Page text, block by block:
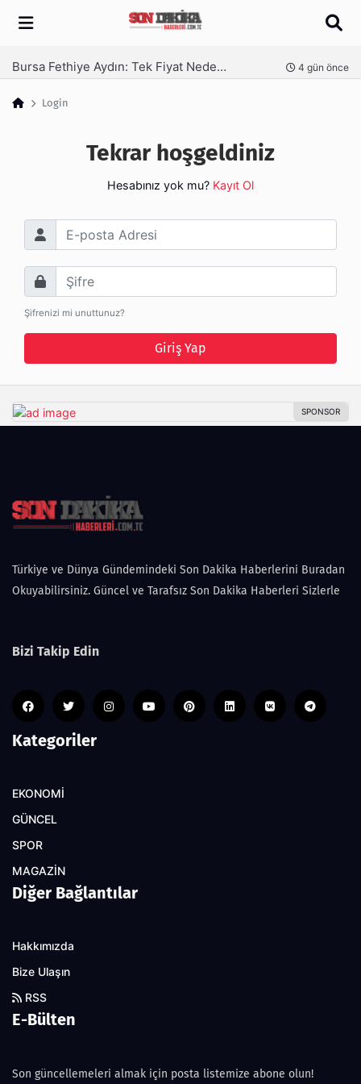
Arama
Bursa Fethiye Aydın: Tek Fiyat Neden Yetmez | Ufuksoy Nakliyat A.Ş 4 gün önce
Login
Tekrar hoşgeldiniz
Hesabınız yok mu? Kayıt Ol
E-posta Adresi
Şifre
Şifrenizi mi unuttunuz?
Giriş Yap
Türkiye ve Dünya Gündemindeki Son Dakika Haberlerini Buradan
Okuyabilirsiniz. Güncel ve Tarafsız Son Dakika Haberleri Sizlerle
Bizi Takip Edin
Kategoriler
EKONOMİ
GÜNCEL
SPOR
MAGAZİN
Diğer Bağlantılar
Hakkımızda
Bize Ulaşın
RSS
E-Bülten
Son güncellemeleri almak için posta listemize abone olun!